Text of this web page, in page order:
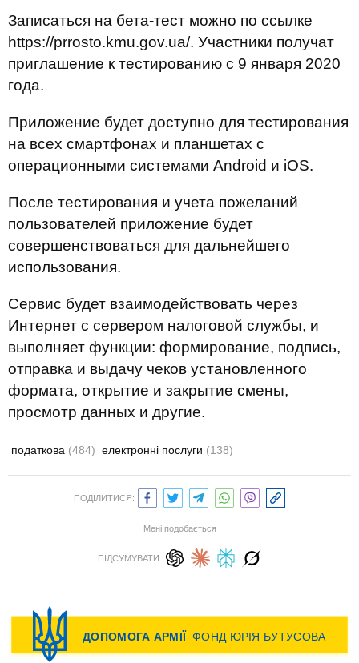
Записаться на бета-тест можно по ссылке
https://prrosto.kmu.gov.ua/. Участники получат
приглашение к тестированию с 9 января 2020
года.
Приложение будет доступно для тестирования
на всех смартфонах и планшетах с
операционными системами Android и iOS.
После тестирования и учета пожеланий
пользователей приложение будет
совершенствоваться для дальнейшего
использования.
Сервис будет взаимодействовать через
Интернет с сервером налоговой службы, и
выполняет функции: формирование, подпись,
отправка и выдачу чеков установленного
формата, открытие и закрытие смены,
просмотр данных и другие.
податкова (484) електронні послуги (138)
ПОДІЛИТИСЯ:
Мені подобається
ПІДСУМУВАТИ: